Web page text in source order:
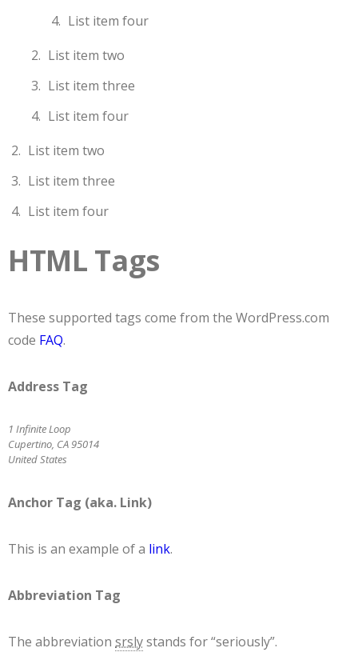
List item four
List item two
List item three
List item four
List item two
List item three
List item four
HTML Tags
These supported tags come from the WordPress.com
code FAQ.
Address Tag
1 Infinite Loop
Cupertino, CA 95014
United States
Anchor Tag (aka. Link)
This is an example of a link.
Abbreviation Tag
The abbreviation srslystands for “seriously”.